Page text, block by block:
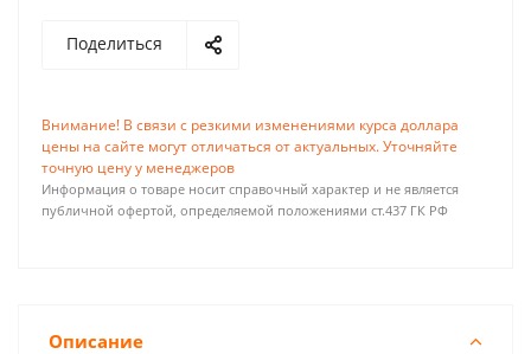
Поделиться
Внимание! В связи с резкими изменениями курса доллара
цены на сайте могут отличаться от актуальных. Уточняйте
точную цену у менеджеров
Информация о товаре носит справочный характер и не является
публичной офертой, определяемой положениями ст.437 ГК РФ
Описание